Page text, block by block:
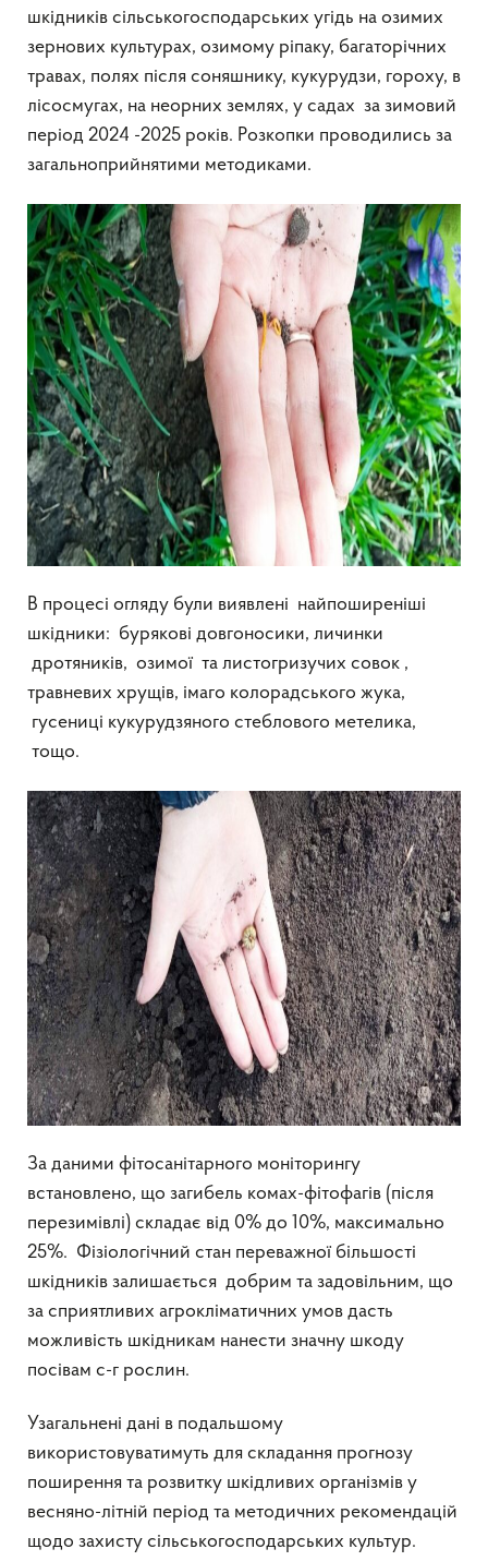
шкідників сільськогосподарських угідь на озимих
зернових культурах, озимому ріпаку, багаторічних
травах, полях після соняшнику, кукурудзи, гороху, в
лісосмугах, на неорних землях, у садах за зимовий
період 2024 -2025 років. Розкопки проводились за
загальноприйнятими методиками.
В процесі огляду були виявлені найпоширеніші
шкідники: бурякові довгоносики, личинки
дротяників, озимої та листогризучих совок ,
травневих хрущів, імаго колорадського жука,
гусениці кукурудзяного стеблового метелика,
тощо.
За даними фітосанітарного моніторингу
встановлено, що загибель комах-фітофагів (після
перезимівлі) складає від 0% до 10%, максимально
25%. Фізіологічний стан переважної більшості
шкідників залишається добрим та задовільним, що
за сприятливих агрокліматичних умов дасть
можливість шкідникам нанести значну шкоду
посівам с-г рослин.
Узагальнені дані в подальшому
використовуватимуть для складання прогнозу
поширення та розвитку шкідливих організмів у
весняно-літній період та методичних рекомендацій
щодо захисту сільськогосподарських культур.